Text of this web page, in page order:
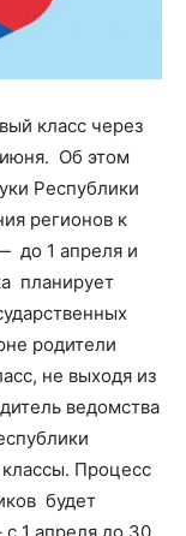
класс через
июня. Об этом
Республики
регионов к
до 1 апреля и
планирует
родители
не выходя из
ведомства
Процесс
будет